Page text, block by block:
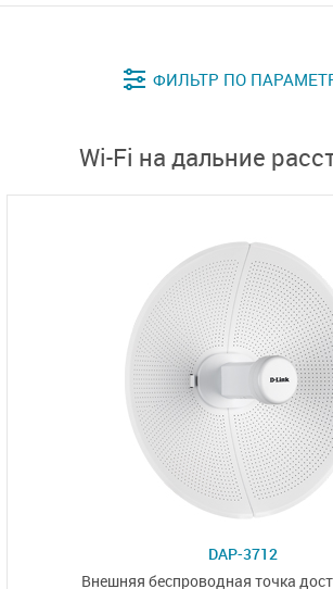
Wi-Fi на дальние
DAP-3712
Внешняя беспроводная точка